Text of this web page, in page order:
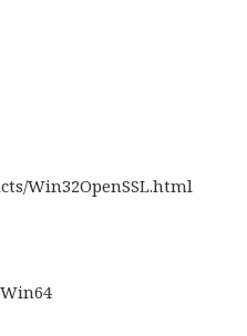
Win32OpenSSL.html
Win64